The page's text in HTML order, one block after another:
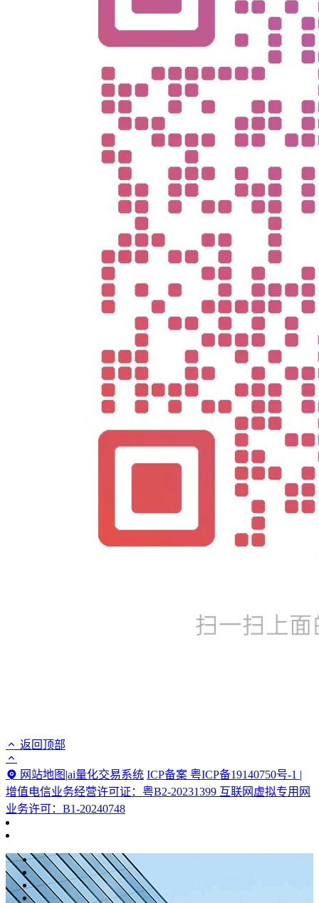
返回顶部
网站地图 |ai量化交易系统 ICP备案 粤ICP备19140750号-1 |
增值电信业务经营许可证：粤B2-20231399 互联网虚拟专用网
业务许可：B1-20240748